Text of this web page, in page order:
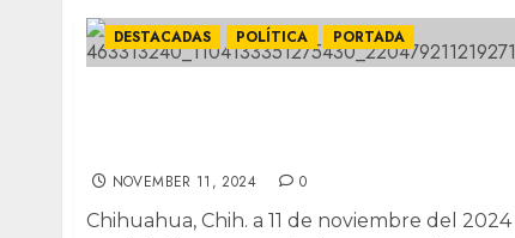
DESTACADAS POLÍTICA PORTADA
NOVEMBER 11, 2024 0
Chihuahua, Chih. a 11 de noviembre del 2024